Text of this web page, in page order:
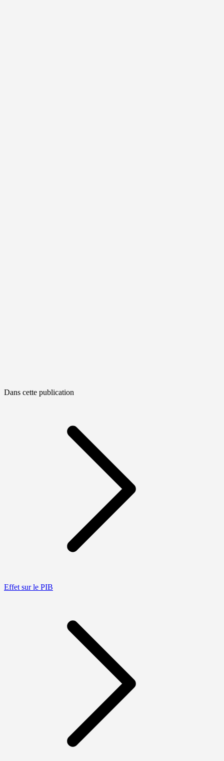
Dans cette publication
Effet sur le PIB